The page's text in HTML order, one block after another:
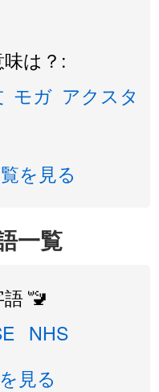
は？:
モガ アクスタ
を見る
一覧
🚾
NHS
見る